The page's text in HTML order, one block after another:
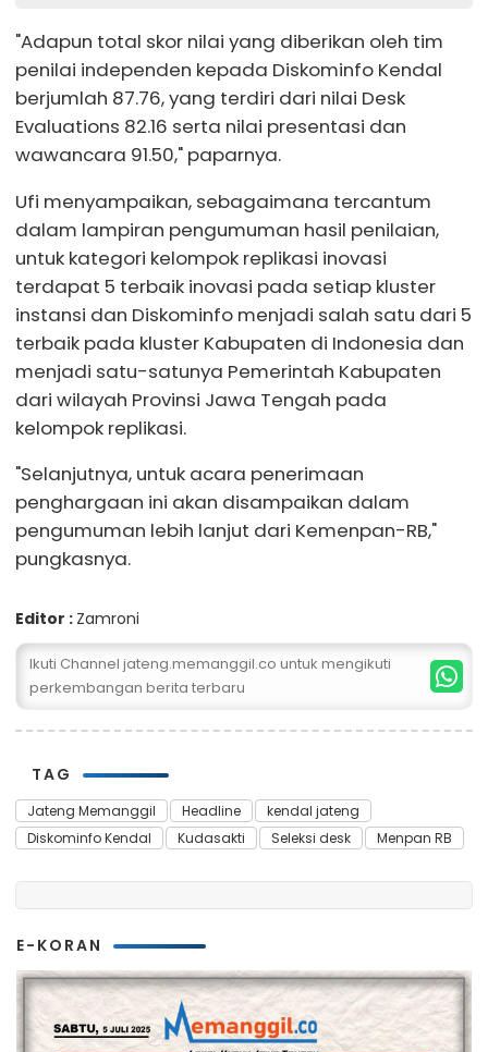
"Adapun total skor nilai yang diberikan oleh tim
penilai independen kepada Diskominfo Kendal
berjumlah 87.76, yang terdiri dari nilai Desk
Evaluations 82.16 serta nilai presentasi dan
wawancara 91.50," paparnya.
Ufi menyampaikan, sebagaimana tercantum
dalam lampiran pengumuman hasil penilaian,
untuk kategori kelompok replikasi inovasi
terdapat 5 terbaik inovasi pada setiap kluster
instansi dan Diskominfo menjadi salah satu dari 5
terbaik pada kluster Kabupaten di Indonesia dan
menjadi satu-satunya Pemerintah Kabupaten
dari wilayah Provinsi Jawa Tengah pada
kelompok replikasi.
"Selanjutnya, untuk acara penerimaan
penghargaan ini akan disampaikan dalam
pengumuman lebih lanjut dari Kemenpan-RB,"
pungkasnya.
Editor : Zamroni
Ikuti Channel jateng.memanggil.co untuk mengikuti
perkembangan berita terbaru
TAG
Jateng Memanggil Headline
kendal jateng
Diskominfo Kendal
Kudasakti Seleksi desk Menpan RB
E-KORAN